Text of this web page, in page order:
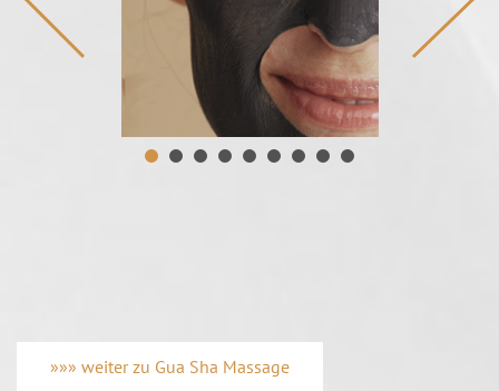
»»» weiter zu Gua Sha Massage